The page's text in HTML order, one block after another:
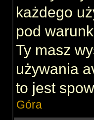
każdego
pod
Ty masz
używania
to jest
Góra